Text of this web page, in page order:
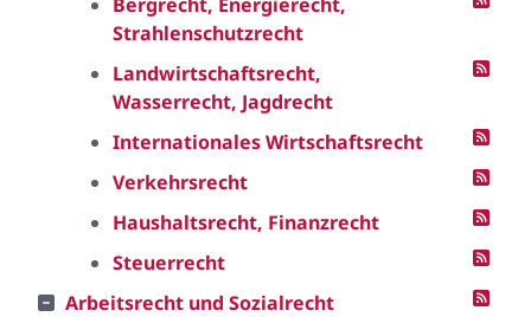
Strahlenschutzrecht
Landwirtschaftsrecht,
Wasserrecht, Jagdrecht
Internationales Wirtschaftsrecht
Verkehrsrecht
Haushaltsrecht, Finanzrecht
Steuerrecht
Arbeitsrecht und Sozialrecht